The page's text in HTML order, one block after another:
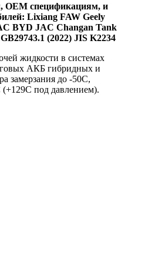
ОЕМ спецификациям, и
Lixiang FAW Geely
BYD JAC Changan Tank
(2022) JIS K2234
жидкости в системах
АКБ гибридных и
замерзания до -50С,
(+129С под давлением).